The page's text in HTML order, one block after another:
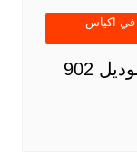
في اكياس
ماكينة تعبئة السكر اوتوماتيك موديل 902